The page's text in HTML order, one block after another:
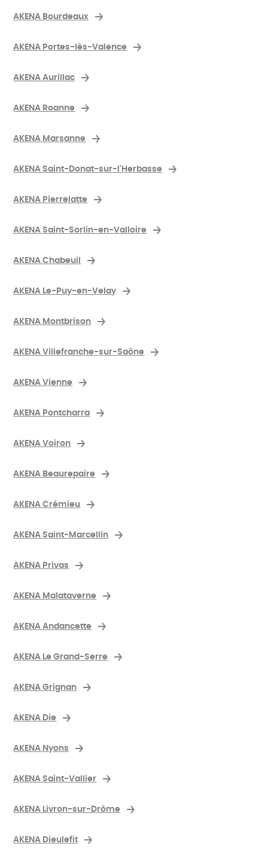
AKENA Bourdeaux
AKENA Portes-lès-Valence
AKENA Aurillac
AKENA Roanne
AKENA Marsanne
AKENA Saint-Donat-sur-l'Herbasse
AKENA Pierrelatte
AKENA Saint-Sorlin-en-Valloire
AKENA Chabeuil
AKENA Le-Puy-en-Velay
AKENA Montbrison
AKENA Villefranche-sur-Saône
AKENA Vienne
AKENA Pontcharra
AKENA Voiron
AKENA Beaurepaire
AKENA Crémieu
AKENA Saint-Marcellin
AKENA Privas
AKENA Malataverne
AKENA Andancette
AKENA Le Grand-Serre
AKENA Grignan
AKENA Die
AKENA Nyons
AKENA Saint-Vallier
AKENA Livron-sur-Drôme
AKENA Dieulefit